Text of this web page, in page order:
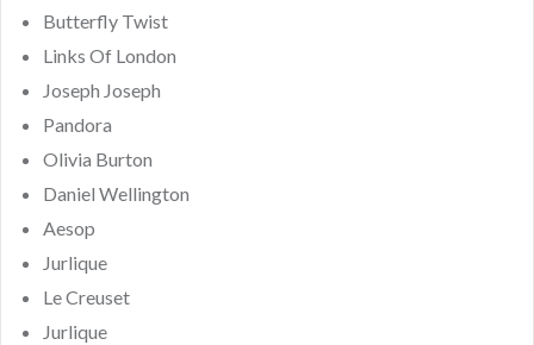
Butterfly Twist
Links Of London
Joseph Joseph
Pandora
Olivia Burton
Daniel Wellington
Aesop
Jurlique
Le Creuset
Jurlique